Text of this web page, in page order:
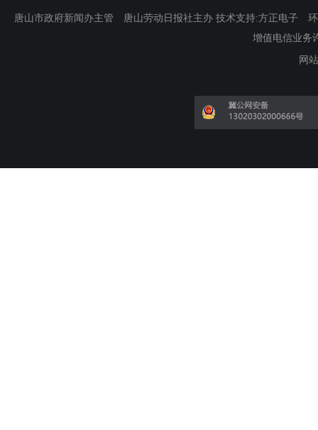
唐山市政府新闻办主管 唐山劳动日报社主办 技术支持:方正电子
增值电信业务
网